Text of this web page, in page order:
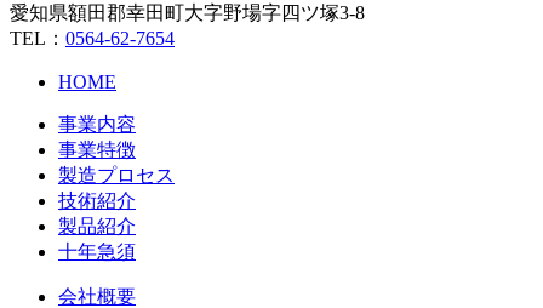
愛知県額田郡幸田町大字野場字四ツ塚3-8
TEL： 0564-62-7654
HOME
事業内容
事業特徴
製造プロセス
技術紹介
製品紹介
十年急須
会社概要